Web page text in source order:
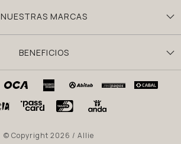
NUESTRAS MARCAS
BENEFICIOS
© Copyright 2026 / Allie